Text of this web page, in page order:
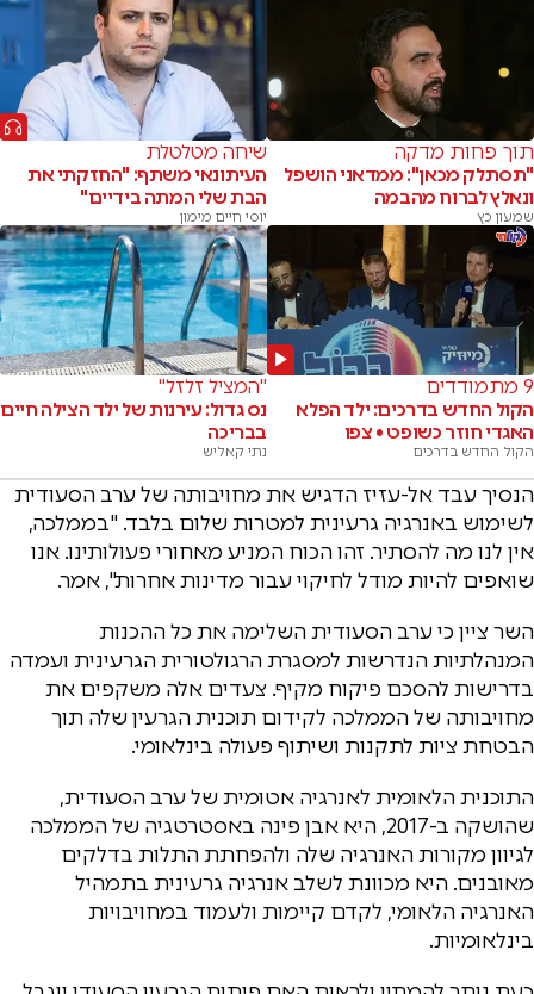
תוך פחות מדקה
"תסתלק מכאן": ממדאני הושפל
ונאלץ לברוח מהבמה
שמעון כץ
שיחה מטלטלת
העיתונאי משתף: "החזקתי את
הבת שלי המתה בידיים"
יוסי חיים מימון
9 מתמודדים
הקול החדש בדרכים: ילד הפלא
האגדי חוזר כשופט • צפו
הקול החדש בדרכים
"המציל זלזל"
נס גדול: עירנות של ילד הצילה חיים
בבריכה
נתי קאליש
הנסיך עבד אל-עזיז הדגיש את מחויבותה של ערב הסעודית
לשימוש באנרגיה גרעינית למטרות שלום בלבד. "בממלכה,
אין לנו מה להסתיר. זהו הכוח המניע מאחורי פעולותינו. אנו
שואפים להיות מודל לחיקוי עבור מדינות אחרות", אמר.
השר ציין כי ערב הסעודית השלימה את כל ההכנות
המנהלתיות הנדרשות למסגרת הרגולטורית הגרעינית ועמדה
בדרישות להסכם פיקוח מקיף. צעדים אלה משקפים את
מחויבותה של הממלכה לקידום תוכנית הגרעין שלה תוך
הבטחת ציות לתקנות ושיתוף פעולה בינלאומי.
התוכנית הלאומית לאנרגיה אטומית של ערב הסעודית,
שהושקה ב-2017, היא אבן פינה באסטרטגיה של הממלכה
לגיוון מקורות האנרגיה שלה ולהפחתת התלות בדלקים
מאובנים. היא מכוונת לשלב אנרגיה גרעינית בתמהיל
האנרגיה הלאומי, לקדם קיימות ולעמוד במחויבויות
בינלאומיות.